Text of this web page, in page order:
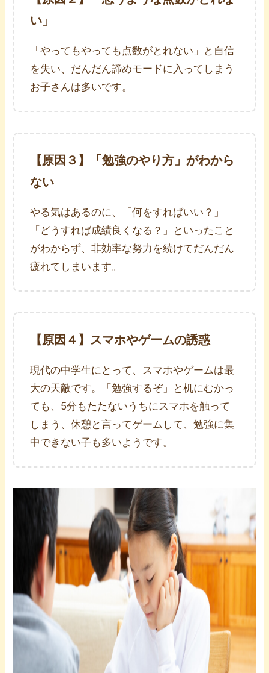
い」
「やってもやっても点数がとれない」と自信
を失い、だんだん諦めモードに入ってしまう
お子さんは多いです。
【原因３】「勉強のやり方」がわから
ない
やる気はあるのに、「何をすればいい？」
「どうすれば成績良くなる？」といったこと
がわからず、非効率な努力を続けてだんだん
疲れてしまいます。
【原因 ４ 】スマホやゲームの誘惑
現代の中学生にとって、スマホやゲームは最
大の天敵です。「勉強するぞ」と机にむかっ
ても、5分もたたないうちにスマホを触って
しまう、休憩と言ってゲームして、勉強に集
中できない子も多いようです。